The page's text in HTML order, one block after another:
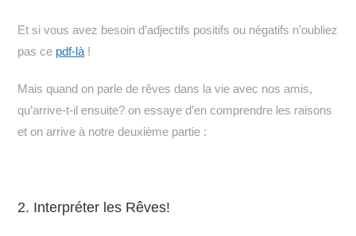
Et si vous avez besoin d’adjectifs positifs ou négatifs n’oubliez
pas ce pdf-là !
Mais quand on parle de rêves dans la vie avec nos amis,
qu’arrive-t-il ensuite? on essaye d’en comprendre les raisons
et on arrive à notre deuxième partie :
2. Interpréter les Rêves!